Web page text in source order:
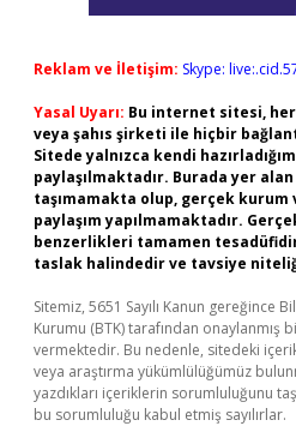
Reklam ve İletişim: Skype:
Yasal Uyarı: Bu internet sitesi,
veya şahıs şirketi ile hiçbir
Sitede yalnızca kendi
paylaşılmaktadır. Burada yer
taşımamakta olup, gerçek kurum
paylaşım yapılmamaktadır.
benzerlikleri tamamen
taslak halindedir ve tavsiye
Sitemiz, 5651 Sayılı Kanun gereğince
Kurumu (BTK) tarafından onaylanmış
vermektedir. Bu nedenle, sitedeki
veya araştırma yükümlülüğümüz
yazdıkları içeriklerin sorumluluğunu
bu sorumluluğu kabul etmiş sayılırlar.